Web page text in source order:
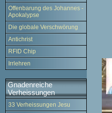
Offenbarung des Johannes -
Apokalypse
Die globale Verschwörung
Antichrist
RFID Chip
Irrlehren
Gnadenreiche
Verheissungen
33 Verheissungen Jesu